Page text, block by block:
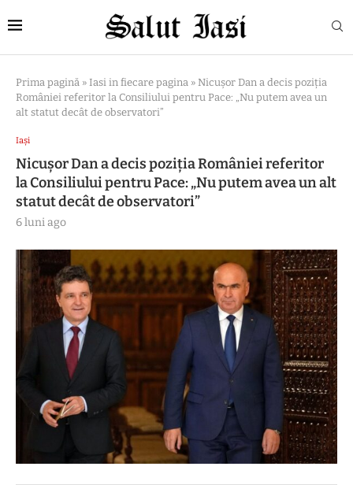
Prima pagină » Iasi in fiecare pagina » Nicușor Dan a decis poziția
României referitor la Consiliului pentru Pace: „Nu putem avea un
alt statut decât de observatori”
Iași
Nicușor Dan a decis poziția României referitor
la Consiliului pentru Pace: „Nu putem avea un alt
statut decât de observatori”
6 luni ago